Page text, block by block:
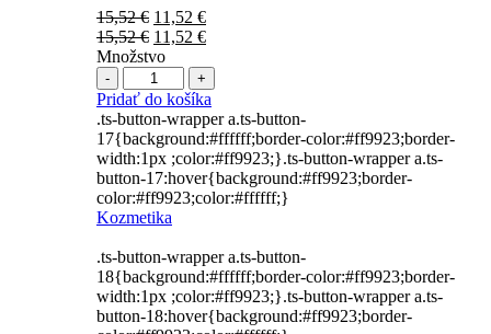
15,52€ Pôvodná
cena
bola:
15,52 €.
11,52 €Aktuálna
cena
11,52 €.
15,52€ Pôvodná
cena
bola:
15,52 €.
11,52 €Aktuálna
je:
11,52 €.
Množstvo
Počet
Pridať do košíka
.ts-button-wrapper a.ts-button-
17{background:#ffffff;border-color:#ff9923;border-
width:1px ;color:#ff9923;}.ts-button-wrapper a.ts-
button-17:hover{background:#ff9923;border-
color:#ff9923;color:#ffffff;}
Kozmetika
.ts-button-wrapper a.ts-button-
18{background:#ffffff;border-color:#ff9923;border-
width:1px ;color:#ff9923;}.ts-button-wrapper a.ts-
button-18:hover{background:#ff9923;border-